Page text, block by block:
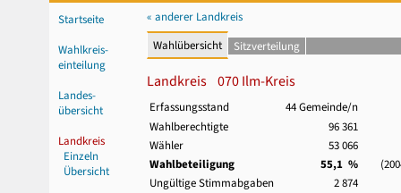
Startseite
Wahlkreis-
einteilung
Landes-
übersicht
Landkreis
Einzeln
Übersicht
« anderer Landkreis
Wahlübersicht
Sitzverteilung
Landkreis 070 Ilm-Kreis
Erfassungsstand
44 Gemeinde/n
Wahlberechtigte
96 361
Wähler
53 066
Wahlbeteiligung
55,1 %
Ungültige Stimmabgaben
2 874